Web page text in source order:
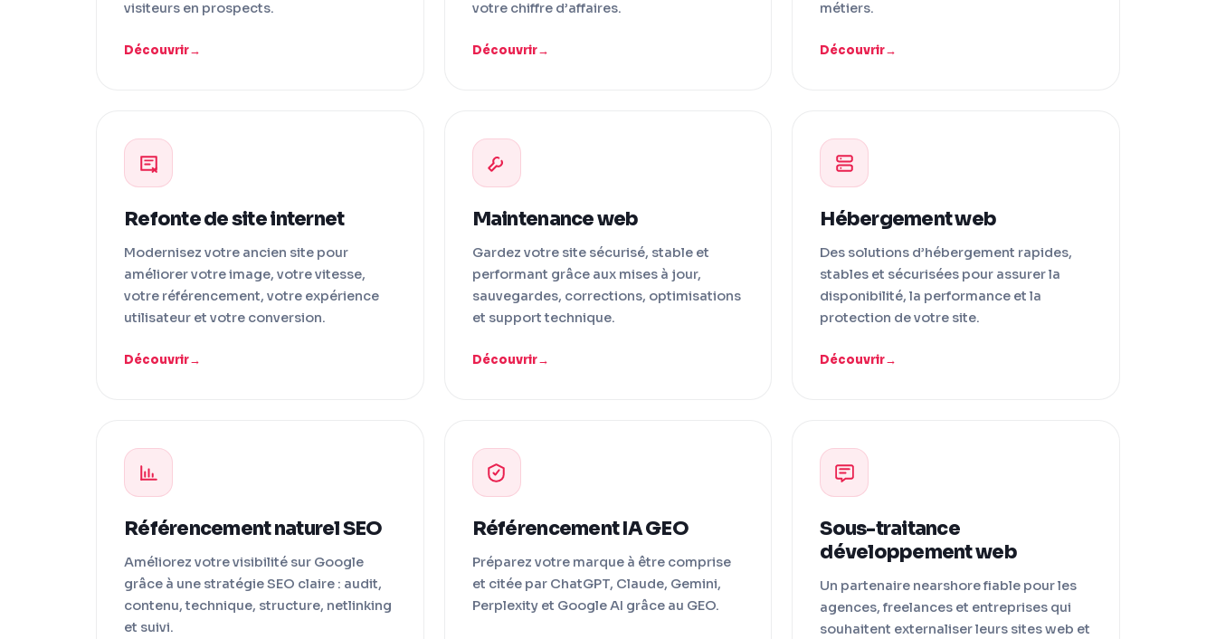
visiteurs en prospects.
Découvrir
votre chiffre d’affaires.
Découvrir
métiers.
Découvrir
Refonte de site internet
Modernisez votre ancien site pour
améliorer votre image, votre vitesse,
votre référencement, votre expérience
utilisateur et votre conversion.
Découvrir
Maintenance web
Gardez votre site sécurisé, stable et
performant grâce aux mises à jour,
sauvegardes, corrections, optimisations
et support technique.
Découvrir
Hébergement web
Des solutions d’hébergement rapides,
stables et sécurisées pour assurer la
disponibilité, la performance et la
protection de votre site.
Découvrir
Référencement naturel SEO
Améliorez votre visibilité sur Google
grâce à une stratégie SEO claire : audit,
contenu, technique, structure, netlinking
et suivi.
Référencement IA GEO
Préparez votre marque à être comprise
et citée par ChatGPT, Claude, Gemini,
Perplexity et Google AI grâce au GEO.
Sous-traitance
développement web
Un partenaire nearshore fiable pour les
agences, freelances et entreprises qui
souhaitent externaliser leurs sites web et